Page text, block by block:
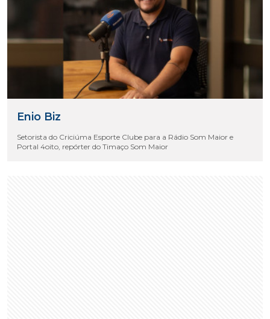
Enio Biz
Setorista do Criciúma Esporte Clube para a Rádio Som Maior e
Portal 4oito, repórter do Timaço Som Maior